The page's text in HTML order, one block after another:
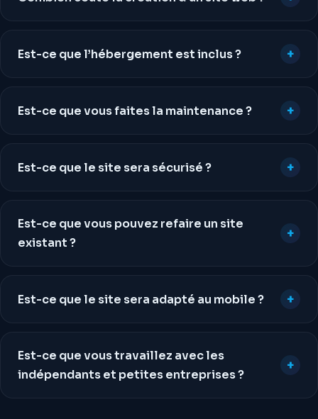
Est-ce que l’hébergement est inclus ?
Est-ce que vous faites la maintenance ?
Est-ce que le site sera sécurisé ?
Est-ce que vous pouvez refaire un site
existant ?
Est-ce que le site sera adapté au mobile ?
Est-ce que vous travaillez avec les
indépendants et petites entreprises ?